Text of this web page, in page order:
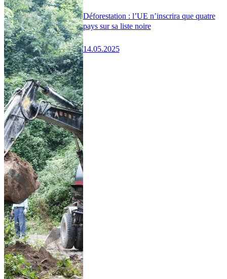
Déforestation : l’UE n’inscrira que quatre
pays sur sa liste noire
14.05.2025